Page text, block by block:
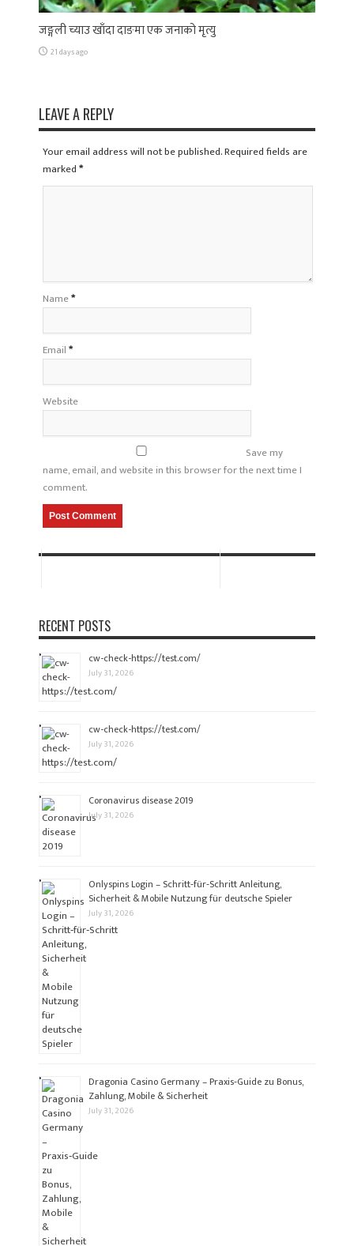
जङ्गली च्याउ खाँदा दाङमा एक जनाको मृत्यु
21 days ago
LEAVE A REPLY
Your email address will not be published. Required fields are
marked*
Name*
Email*
Website
Save my
name, email, and website in this browser for the next time I
comment.
RECENT POSTS
cw-check-https://test.com/
July 31, 2026
cw-check-https://test.com/
July 31, 2026
Coronavirus disease 2019
July 31, 2026
Onlyspins Login – Schritt‑für‑Schritt Anleitung,
Sicherheit & Mobile Nutzung für deutsche Spieler
July 31, 2026
Dragonia Casino Germany – Praxis‑Guide zu Bonus,
Zahlung, Mobile & Sicherheit
July 31, 2026